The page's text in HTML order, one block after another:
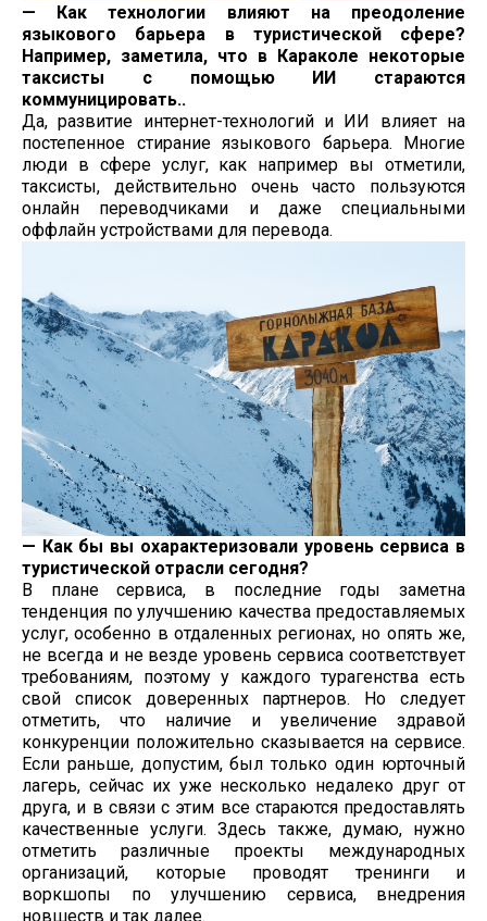
— Как технологии влияют на преодоление
языкового барьера в туристической сфере?
Например, заметила, что в Караколе некоторые
таксисты с помощью ИИ стараются
коммуницировать..
Да, развитие интернет-технологий и ИИ влияет на
постепенное стирание языкового барьера. Многие
люди в сфере услуг, как например вы отметили,
таксисты, действительно очень часто пользуются
онлайн переводчиками и даже специальными
оффлайн устройствами для перевода.
— Как бы вы охарактеризовали уровень сервиса в
туристической отрасли сегодня?
В плане сервиса, в последние годы заметна
тенденция по улучшению качества предоставляемых
услуг, особенно в отдаленных регионах, но опять же,
не всегда и не везде уровень сервиса соответствует
требованиям, поэтому у каждого турагенства есть
свой список доверенных партнеров. Но следует
отметить, что наличие и увеличение здравой
конкуренции положительно сказывается на сервисе.
Если раньше, допустим, был только один юрточный
лагерь, сейчас их уже несколько недалеко друг от
друга, и в связи с этим все стараются предоставлять
качественные услуги. Здесь также, думаю, нужно
отметить различные проекты международных
организаций, которые проводят тренинги и
воркшопы по улучшению сервиса, внедрения
новшеств и так далее.